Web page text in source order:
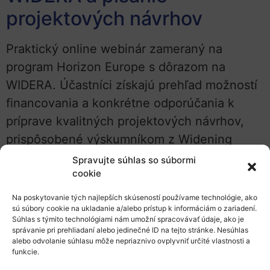
Spravujte súhlas so súbormi
cookie
Na poskytovanie tých najlepších skúseností používame technológie, ako
sú súbory cookie na ukladanie a/alebo prístup k informáciám o zariadení.
Súhlas s týmito technológiami nám umožní spracovávať údaje, ako je
správanie pri prehliadaní alebo jedinečné ID na tejto stránke. Nesúhlas
alebo odvolanie súhlasu môže nepriaznivo ovplyvniť určité vlastnosti a
funkcie.
projektových návrhov
Praktický online webinár zameraný na
program Horizon Europe s dôrazom na
WIDERA. Účastníci získajú prehľad možností
financovania a konkrétne odporúčania k
príprave kvalitných projektových návrhov,
prispôsobené výskumníkom z Widening
slovenským univerzitám a
výskumu